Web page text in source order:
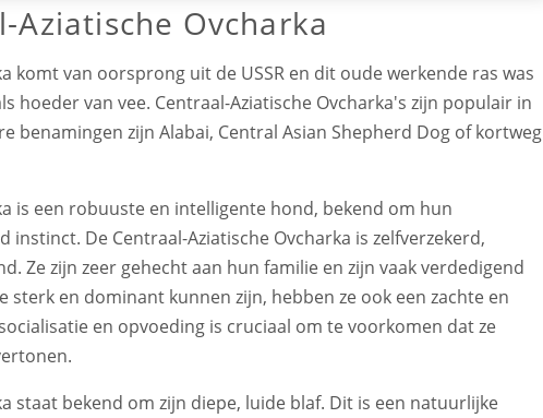
Aziatische Ovcharka
komt van oorsprong uit de USSR en dit oude werkende ras was
hoeder van vee. Centraal-Aziatische Ovcharka's zijn populair in
benamingen zijn Alabai, Central Asian Shepherd Dog of kortweg
is een robuuste en intelligente hond, bekend om hun
instinct. De Centraal-Aziatische Ovcharka is zelfverzekerd,
Ze zijn zeer gehecht aan hun familie en zijn vaak verdedigend
sterk en dominant kunnen zijn, hebben ze ook een zachte en
en opvoeding is cruciaal om te voorkomen dat ze
staat bekend om zijn diepe, luide blaf. Dit is een natuurlijke